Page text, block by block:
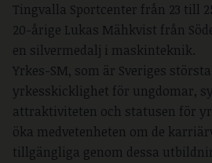
Tingvalla Sportcenter från 23 till
20-årige Lukas Mähkvist från
en silvermedalj i maskinteknik.
Yrkes-SM, som är Sveriges
yrkesskicklighet för ungdomar,
attraktiviteten och statusen för
öka medvetenheten om de
tillgängliga genom dessa